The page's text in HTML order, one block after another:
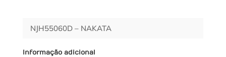
NJH55060D – NAKATA
Informação adicional